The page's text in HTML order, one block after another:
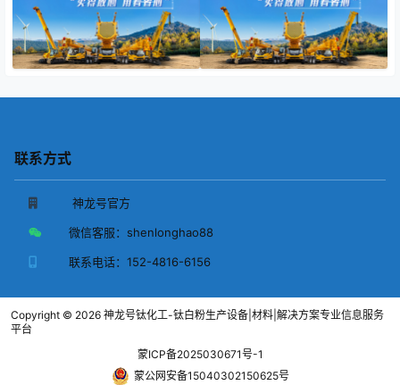
联系方式
神龙号官方
微信客服： shenlonghao88
联系电话： 152-4816-6156
Copyright © 2026 神龙号钛化工-钛白粉生产设备|材料|解决方案专业信息服务
平台
蒙ICP备2025030671号-1
蒙公网安备15040302150625号